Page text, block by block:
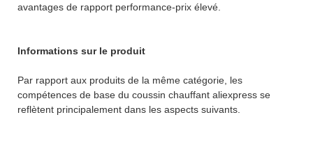
avantages de rapport performance-prix élevé.
Informations sur le produit
Par rapport aux produits de la même catégorie, les
compétences de base du coussin chauffant aliexpress se
reflètent principalement dans les aspects suivants.